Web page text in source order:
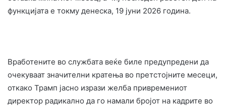
функцијата е токму денеска, 19 јуни 2026 година.
Вработените во службата веќе биле предупредени да
очекуваат значителни кратења во претстојните месеци,
откако Трамп јасно изрази желба привремениот
директор радикално да го намали бројот на кадрите во